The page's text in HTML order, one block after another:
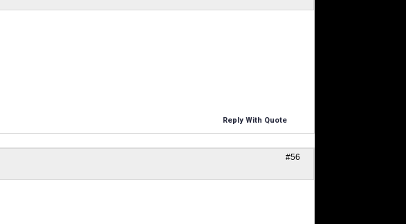
Reply With Quote
#56